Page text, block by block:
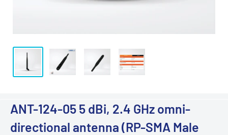
ANT-124-05 5 dBi, 2.4 GHz omni-
directional antenna (RP-SMA Male